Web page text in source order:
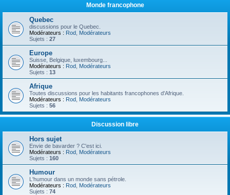
Monde francophone
Quebec
discussions pour le Quebec.
Modérateurs : Rod Modérateurs
Sujets : 27
Europe
Suisse, Belgique, luxembourg...
Modérateurs : Rod Modérateurs
Sujets : 13
Afrique
Toutes discussions pour les habitants francophones d'Afrique.
Modérateurs : Rod Modérateurs
Sujets : 56
Discussion libre
Hors sujet
Envie de bavarder ? C'est ici.
Modérateurs : Rod Modérateurs
Sujets : 160
Humour
L'humour dans un monde sans pétrole.
Modérateurs : Rod Modérateurs
Sujets : 74